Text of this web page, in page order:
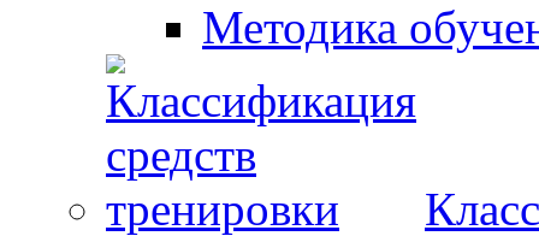
Методика